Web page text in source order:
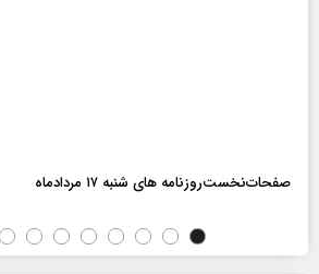
صفحات‌نخست‌روزنامه ها‌ی شنبه ۱۷ مردادماه